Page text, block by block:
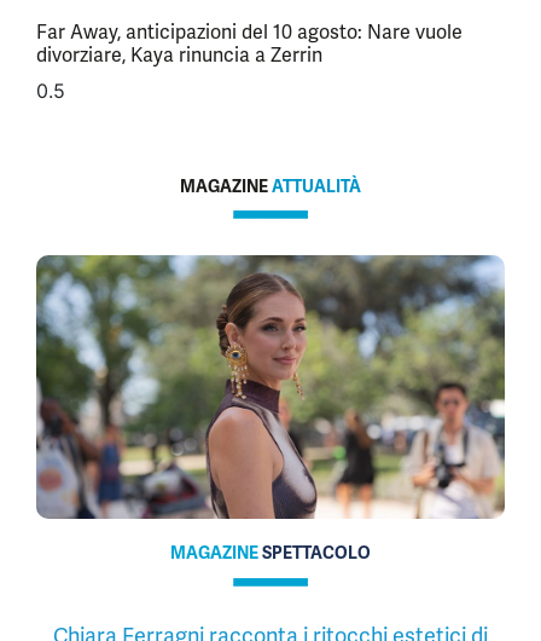
Far Away, anticipazioni del 10 agosto: Nare vuole
divorziare, Kaya rinuncia a Zerrin
MAGAZINEATTUALITÀ
MAGAZINESPETTACOLO